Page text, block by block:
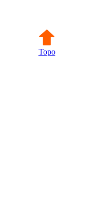
Topo